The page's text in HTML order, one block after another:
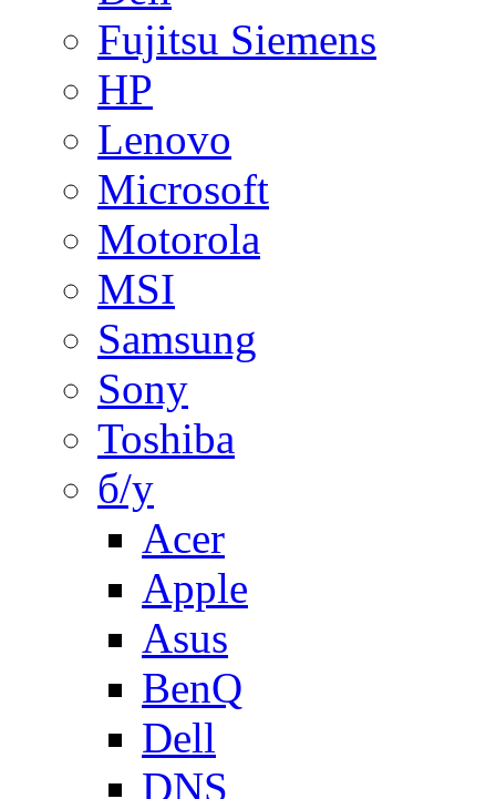
Fujitsu Siemens
HP
Lenovo
Microsoft
Motorola
MSI
Samsung
Sony
Toshiba
б/у
Acer
Apple
Asus
BenQ
Dell
DNS